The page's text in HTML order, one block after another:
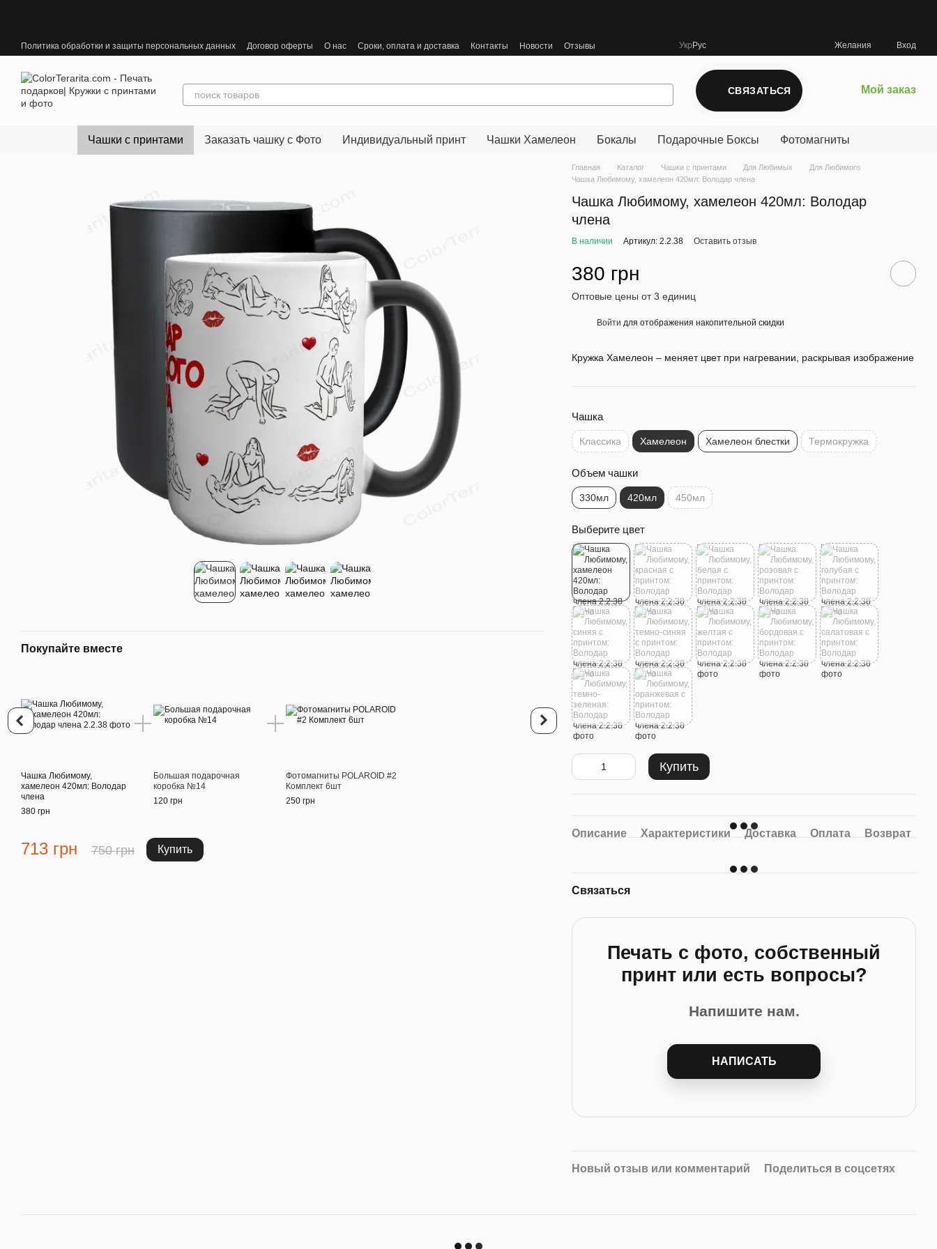
Политика обработки и защиты персональных данных Договор оферты О нас Сроки, оплата и доставка Контакты Новости Отзывы Укр Рус Желания Вход
СВЯЗАТЬСЯ Мой заказ
Чашки с принтами Заказать чашку с Фото Индивидуальный принт Чашки Хамелеон Бокалы Подарочные Боксы Фотомагниты
Покупайте вместе
Чашка Любимому,
хамелеон 420мл: Володар
члена
380 грн
Большая подарочная
коробка №14
120 грн
Фотомагниты POLAROID #2
Комплект 6шт
250 грн
713 грн 750 грн Купить
Покупайте вместе
Чашка Любимому,
Фотомагниты POLAROID #2
Главная Каталог Чашки с принтами Для Любимых
Для Любимого
Чашка Любимому, хамелеон 420мл: Володар члена
Чашка Любимому, хамелеон 420мл: Володар
члена
В наличии Артикул: 2.2.38 Оставить отзыв
380 грн
Оптовые цены от 3 единиц
Войти для отображения накопительной скидки
Кружка Хамелеон – меняет цвет при нагревании, раскрывая изображение
Чашка
Классика Хамелеон Хамелеон блестки Термокружка
Объем чашки
330мл 420мл 450мл
Выберите цвет
Купить
Описание Характеристики Доставка Оплата Возврат
Связаться
Печать с фото, собственный
принт или есть вопросы?
Напишите нам.
НАПИСАТЬ
Новый отзыв или комментарий Поделиться в соцсетях